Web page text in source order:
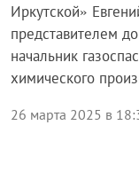
Иркутской»
представителем
начальник
химического
26 марта 2025 в